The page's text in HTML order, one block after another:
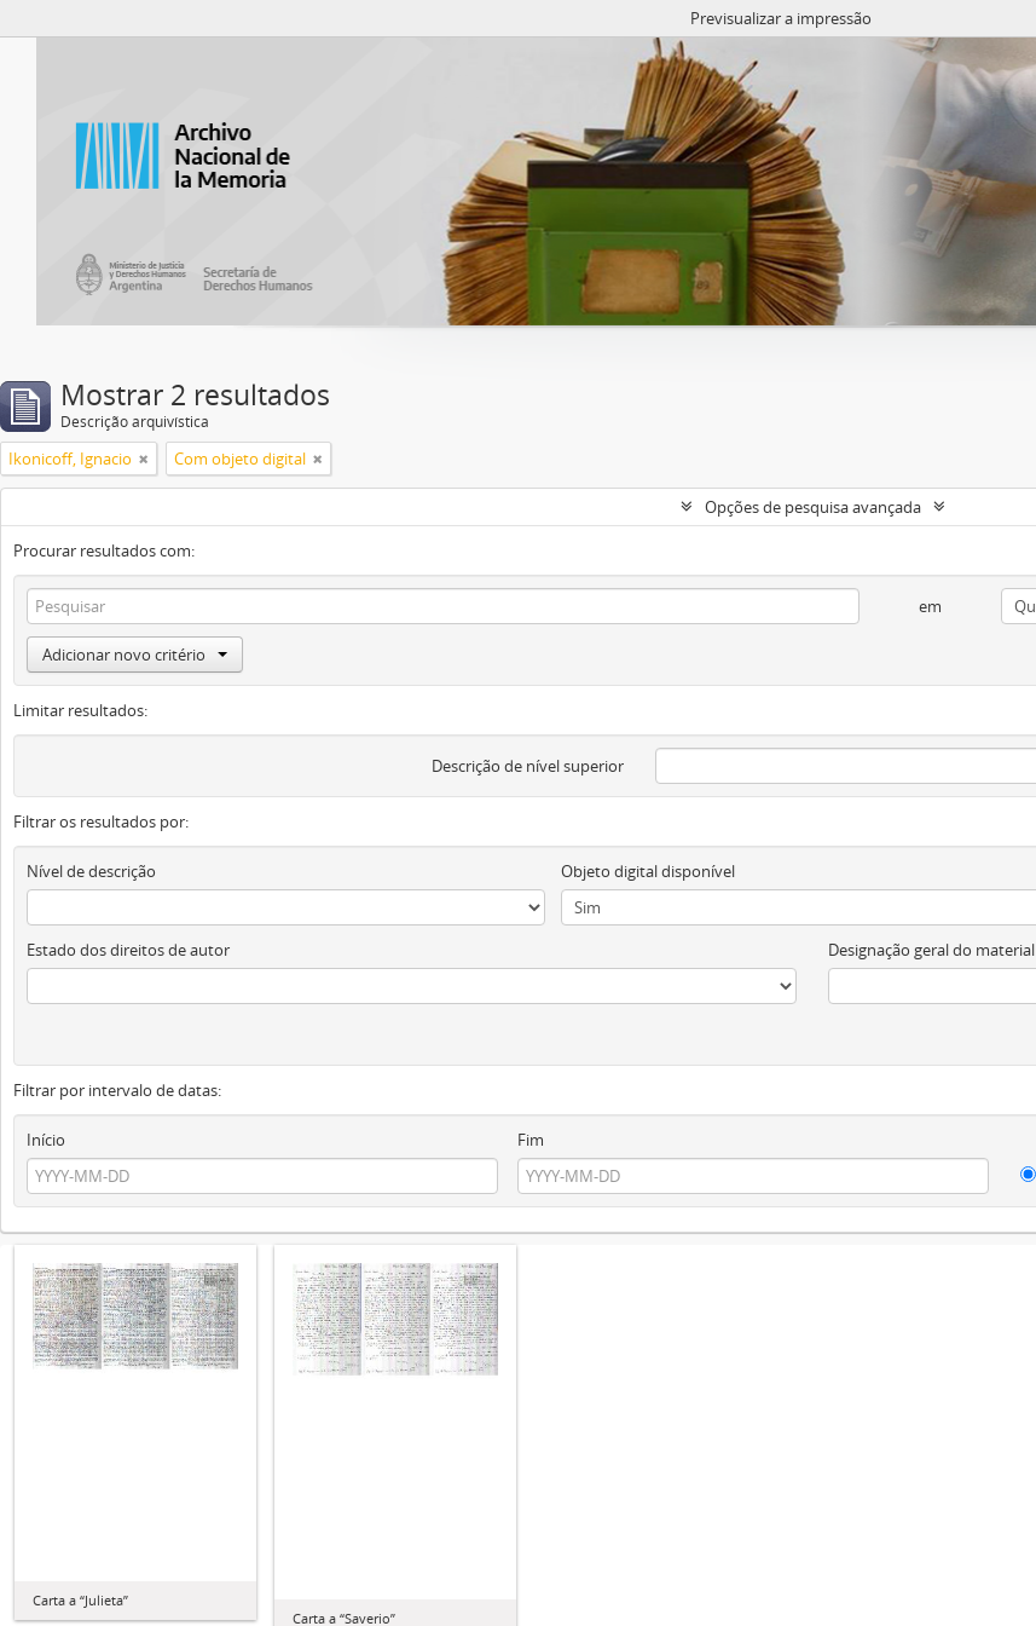
Previsualizar a impressão
Mostrar 2 resultados
Descrição arquivística
Ikonicoff, Ignacio Com objeto digital
Opções de pesquisa avançada
Procurar resultados com:
em
Adicionar novo critério
Limitar resultados:
Descrição de nível superior
Filtrar os resultados por:
Nível de descrição Objeto digital disponível
Estado dos direitos de autor Designação geral do material
Filtrar por intervalo de datas:
Início
Fim
Carta a “Julieta”
Carta a “Saverio”